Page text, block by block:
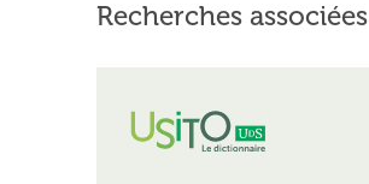
Recherches associées